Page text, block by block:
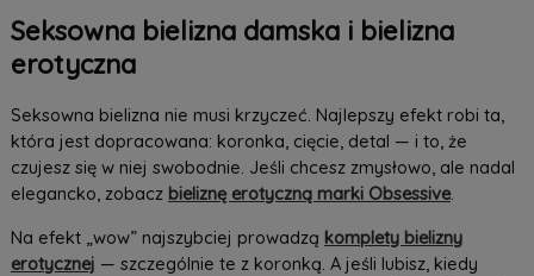
Seksowna bielizna damska i bielizna
erotyczna
Seksowna bielizna nie musi krzyczeć. Najlepszy efekt robi ta,
która jest dopracowana: koronka, cięcie, detal — i to, że
czujesz się w niej swobodnie. Jeśli chcesz zmysłowo, ale nadal
elegancko, zobacz bieliznę erotyczną marki Obsessive.
Na efekt „wow” najszybciej prowadzą komplety bielizny
erotycznej — szczególnie te z koronką. A jeśli lubisz, kiedy